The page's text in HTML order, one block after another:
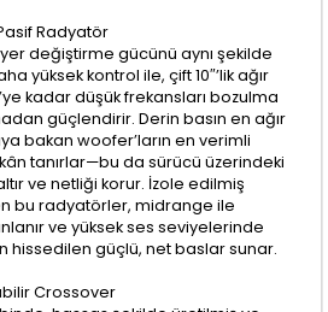
Pasif Radyatör
değiştirme gücünü aynı şekilde
yüksek kontrol ile, çift 10″’lik ağır
kadar düşük frekansları bozulma
güçlendirir. Derin basın en ağır
bakan woofer’ların en verimli
tanırlar—bu da sürücü üzerindeki
ve netliği korur. İzole edilmiş
bu radyatörler, midrange ile
ve yüksek ses seviyelerinde
güçlü, net baslar sunar.
Crossover